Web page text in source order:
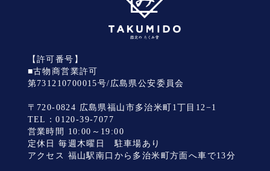
【許可番号】
■古物商営業許可
第731210700015号/広島県公安委員会
〒720-0824 広島県福山市多治米町1丁目12−1
TEL：0120-39-7077
営業時間 10:00～19:00
定休日 毎週木曜日 駐車場あり
アクセス 福山駅南口から多治米町方面へ車で13分